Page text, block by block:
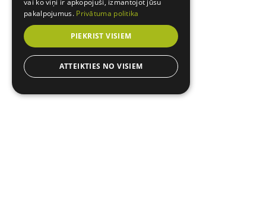
vai ko viņi ir apkopojuši, izmantojot jūsu
pakalpojumus. Privātuma politika
PIEKRIST VISIEM
ATTEIKTIES NO VISIEM